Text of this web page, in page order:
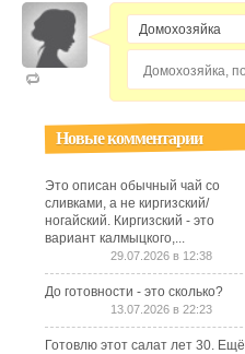
Новые комментарии
Это описан обычный чай со
сливками, а не киргизский/
ногайский. Киргизский - это
вариант калмыцкого,...
29.07.2026 в 12:38
До готовности - это сколько?
13.07.2026 в 22:23
Готовлю этот салат лет 30. Ещё